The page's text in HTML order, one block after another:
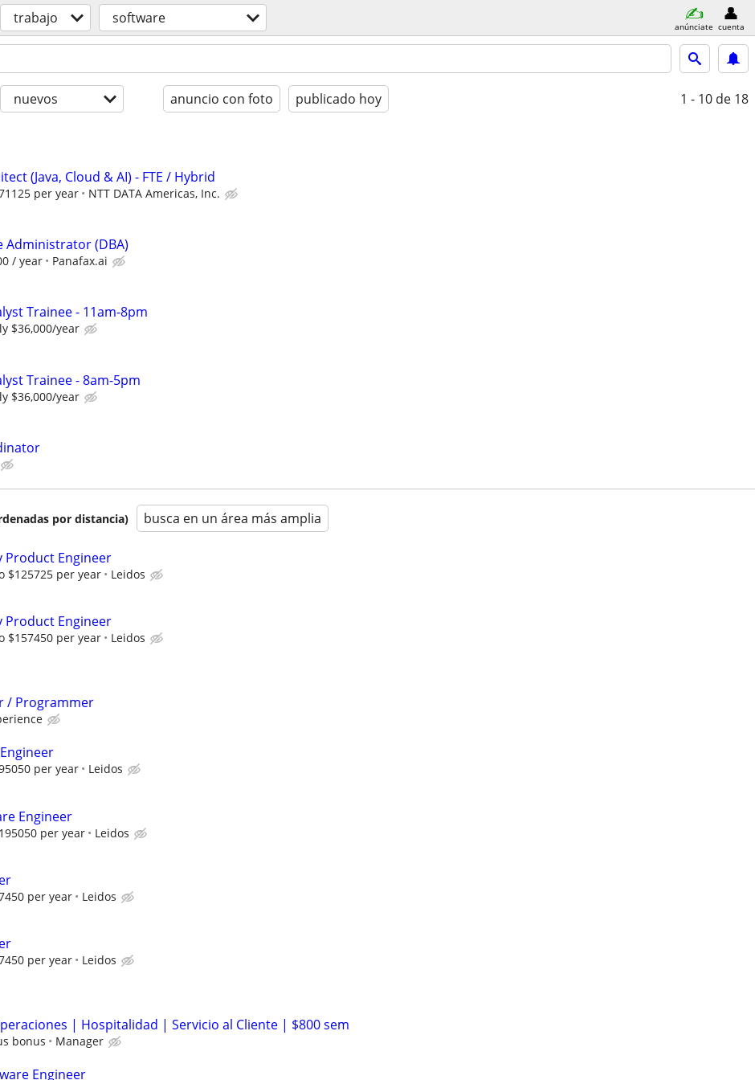
trabajo software anúnciate cuenta
nuevos anuncio con foto publicado hoy 1 - 10 de 18
(Java, Cloud & AI) - FTE / Hybrid
per year NTT DATA Americas, Inc.
Administrator (DBA)
/ year Panafax.ai
Trainee - 11am-8pm
$36,000/year
Trainee - 8am-5pm
$36,000/year
por distancia) busca en un área más amplia
Product Engineer
$125725 per year Leidos
Product Engineer
$157450 per year Leidos
/ Programmer
per year Leidos
Engineer
per year Leidos
per year Leidos
per year Leidos
| Hospitalidad | Servicio al Cliente | $800 sem
bonus Manager
Engineer